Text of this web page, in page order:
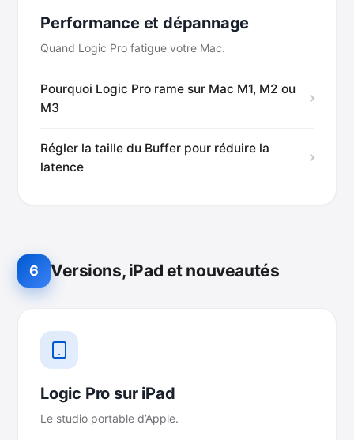
Performance et dépannage
Quand Logic Pro fatigue votre Mac.
Pourquoi Logic Pro rame sur Mac M1, M2 ou
M3
Régler la taille du Buffer pour réduire la
latence
6 Versions, iPad et nouveautés
Logic Pro sur iPad
Le studio portable d’Apple.